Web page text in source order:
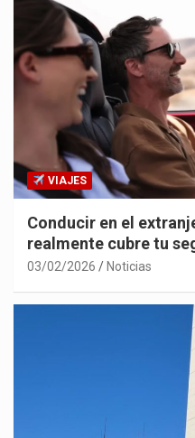
VIAJES
Conducir en el
realmente cubre tu
03/02/2026 Noticias